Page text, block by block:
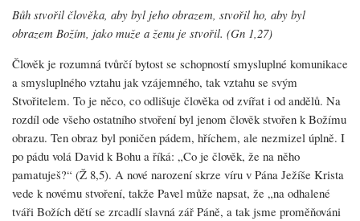
Bůh stvořil člověka, aby byl jeho obrazem, stvořil ho, aby byl
obrazem Božím, jako muže a ženu je stvořil. (Gn 1,27)
Člověk je rozumná tvůrčí bytost se schopností smysluplné komunikace
a smysluplného vztahu jak vzájemného, tak vztahu se svým
Stvořitelem. To je něco, co odlišuje člověka od zvířat i od andělů. Na
rozdíl ode všeho ostatního stvoření byl jenom člověk stvořen k Božímu
obrazu. Ten obraz byl poničen pádem, hříchem, ale nezmizel úplně. I
po pádu volá David k Bohu a říká: „Co je člověk, že na něho
pamatuješ?“ (Ž 8,5). A nové narození skrze víru v Pána Ježíše Krista
vede k novému stvoření, takže Pavel může napsat, že „na odhalené
tváři Božích dětí se zrcadlí slavná zář Páně, a tak jsme proměňováni